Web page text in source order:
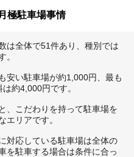
極駐車場事情
は全体で51件あり、種別では
。
安い駐車場が約1,000円、最も
約4,000円です。
、こだわりを持って駐車場を
エリアです。
対応している駐車場は全体の
を駐車する場合は条件に合っ